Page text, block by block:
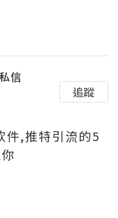
信
追蹤
件,推特引流的5